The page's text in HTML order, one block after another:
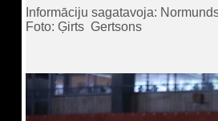
Informāciju sagatavoja:
Foto: Ģirts Gertsons